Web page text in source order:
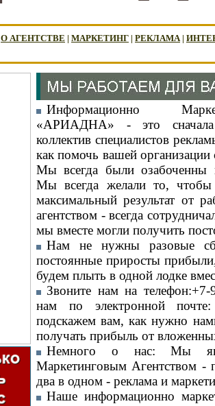
О АГЕНТСТВЕ | МАРКЕТИНГ | РЕКЛАМА |
Информационно
«АРИАДНА» - это сначала
коллектив специалистов
как помочь вашей организации
Мы всегда были озабоченны
Мы всегда желали то, чтобы
максимальный результат от
агентством - всегда
мы вместе могли получить
Нам не нужны разовые
постоянные приросты
будем плыть в одной лодке
Звоните нам на
нам по электронной
подскажем вам, как нужно
получать прибыль от
Немного о нас: Мы
Маркетинговым Агентством -
два в одном - реклама и
Наше информационно